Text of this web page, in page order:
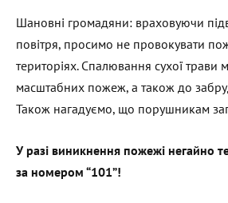
Шановні громадяни: враховуючи
повітря, просимо не провокувати
територіях. Спалювання сухої трави
масштабних пожеж, а також до
Також нагадуємо, що порушникам
У разі виникнення пожежі негайно
за номером “101”!